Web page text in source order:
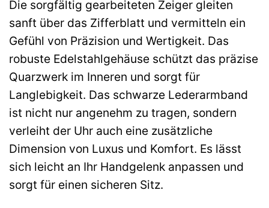
Die sorgfältig gearbeiteten Zeiger gleiten
sanft über das Zifferblatt und vermitteln ein
Gefühl von Präzision und Wertigkeit. Das
robuste Edelstahlgehäuse schützt das präzise
Quarzwerk im Inneren und sorgt für
Langlebigkeit. Das schwarze Lederarmband
ist nicht nur angenehm zu tragen, sondern
verleiht der Uhr auch eine zusätzliche
Dimension von Luxus und Komfort. Es lässt
sich leicht an Ihr Handgelenk anpassen und
sorgt für einen sicheren Sitz.